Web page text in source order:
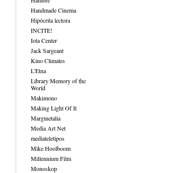
Handmade Cinema
Hipócrita lectora
INCITE!
Iota Center
Jack Sargeant
Kino Climates
L'Etna
Library Memory of the
World
Makimono
Making Light Of It
Marginetalia
Media Art Net
mediateletipos
Mike Hoolboom
Millennium Film
Monoskop